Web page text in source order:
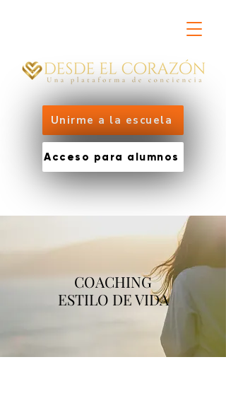
Unirme a la escuela
Acceso para alumnos
COACHING
ESTILO DE VIDA